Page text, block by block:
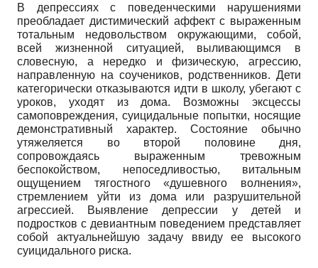
В депрессиях с поведенческими нарушениями
преобладает дистимический аффект с выраженным
тотальным недовольством окружающими, собой,
всей жизненной ситуацией, выливающимся в
словесную, а нередко и физическую, агрессию,
направленную на соучеников, родственников. Дети
категорически отказываются идти в школу, убегают с
уроков, уходят из дома. Возможны эксцессы
самоповреждения, суицидальные попытки, носящие
демонстративный характер. Состояние обычно
утяжеляется во второй половине дня,
сопровождаясь выраженным тревожным
беспокойством, непоседливостью, витальным
ощущением тягостного «душевного волнения»,
стремлением уйти из дома или разрушительной
агрессией. Выявление депрессии у детей и
подростков с девиантным поведением представляет
собой актуальнейшую задачу ввиду ее высокого
суицидального риска.